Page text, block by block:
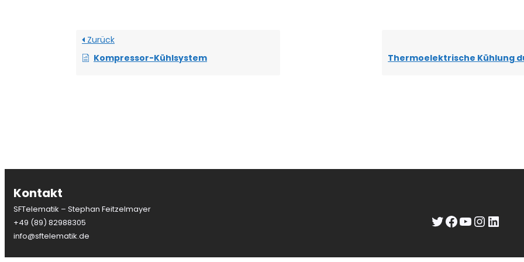
Zurück
Kompressor-Kühlsystem
Kontakt
SFTelematik – Stephan Feitzelmayer
+49 (89) 82988305
info@sftelematik.de
Twitter Facebook YouTube InstagramLinkedIn